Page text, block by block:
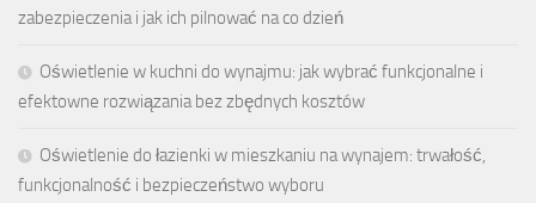
zabezpieczenia i jak ich pilnować na co dzień
Oświetlenie w kuchni do wynajmu: jak wybrać funkcjonalne i
efektowne rozwiązania bez zbędnych kosztów
Oświetlenie do łazienki w mieszkaniu na wynajem: trwałość,
funkcjonalność i bezpieczeństwo wyboru